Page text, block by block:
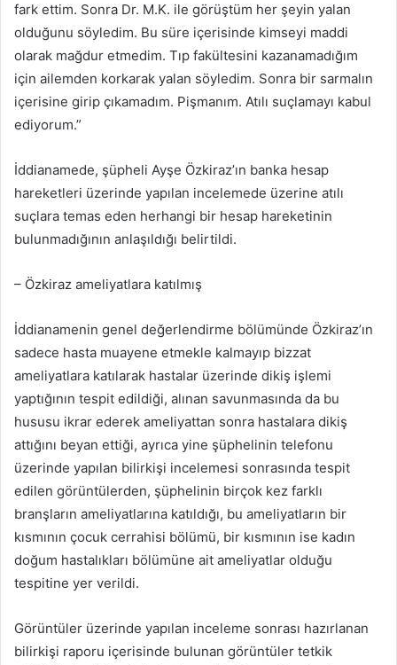
fark ettim. Sonra Dr. M.K. ile görüştüm her şeyin yalan
olduğunu söyledim. Bu süre içerisinde kimseyi maddi
olarak mağdur etmedim. Tıp fakültesini kazanamadığım
için ailemden korkarak yalan söyledim. Sonra bir sarmalın
içerisine girip çıkamadım. Pişmanım. Atılı suçlamayı kabul
ediyorum.”
İddianamede, şüpheli Ayşe Özkiraz’ın banka hesap
hareketleri üzerinde yapılan incelemede üzerine atılı
suçlara temas eden herhangi bir hesap hareketinin
bulunmadığının anlaşıldığı belirtildi.
– Özkiraz ameliyatlara katılmış
İddianamenin genel değerlendirme bölümünde Özkiraz’ın
sadece hasta muayene etmekle kalmayıp bizzat
ameliyatlara katılarak hastalar üzerinde dikiş işlemi
yaptığının tespit edildiği, alınan savunmasında da bu
hususu ikrar ederek ameliyattan sonra hastalara dikiş
attığını beyan ettiği, ayrıca yine şüphelinin telefonu
üzerinde yapılan bilirkişi incelemesi sonrasında tespit
edilen görüntülerden, şüphelinin birçok kez farklı
branşların ameliyatlarına katıldığı, bu ameliyatların bir
kısmının çocuk cerrahisi bölümü, bir kısmının ise kadın
doğum hastalıkları bölümüne ait ameliyatlar olduğu
tespitine yer verildi.
Görüntüler üzerinde yapılan inceleme sonrası hazırlanan
bilirkişi raporu içerisinde bulunan görüntüler tetkik